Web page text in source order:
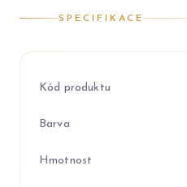
SPECIFIKACE
Kód produktu
Barva
Hmotnost